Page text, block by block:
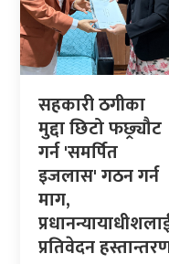
सहकारी ठगीका
मुद्दा छिटो फछ्र्यौट
गर्न 'समर्पित
इजलास' गठन गर्न
माग,
प्रतिवेदन